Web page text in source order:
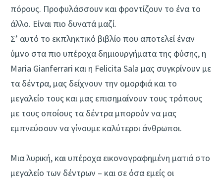
πόρους. Προφυλάσσουν και φροντίζουν το ένα το
άλλο. Είναι πιο δυνατά μαζί.
Σ’ αυτό το εκπληκτικό βιβλίο που αποτελεί έναν
ύμνο στα πιο υπέροχα δημιουργήματα της φύσης, η
Maria Gianferrari και η Felicita Sala μας συγκρίνουν με
τα δέντρα, μας δείχνουν την ομορφιά και το
μεγαλείο τους και μας επισημαίνουν τους τρόπους
με τους οποίους τα δέντρα μπορούν να μας
εμπνεύσουν να γίνουμε καλύτεροι άνθρωποι.
Μια λυρική, και υπέροχα εικονογραφημένη ματιά στο
μεγαλείο των δέντρων – και σε όσα εμείς οι